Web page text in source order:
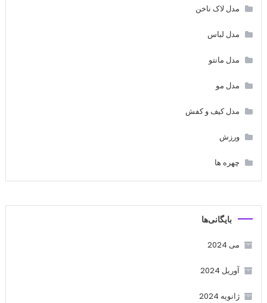
مدل لاک ناخن
مدل لباس
مدل مانتو
مدل مو
مدل کیف و کفش
ورزش
چهره ها
بایگانی‌ها
می 2024
آوریل 2024
ژانویه 2024